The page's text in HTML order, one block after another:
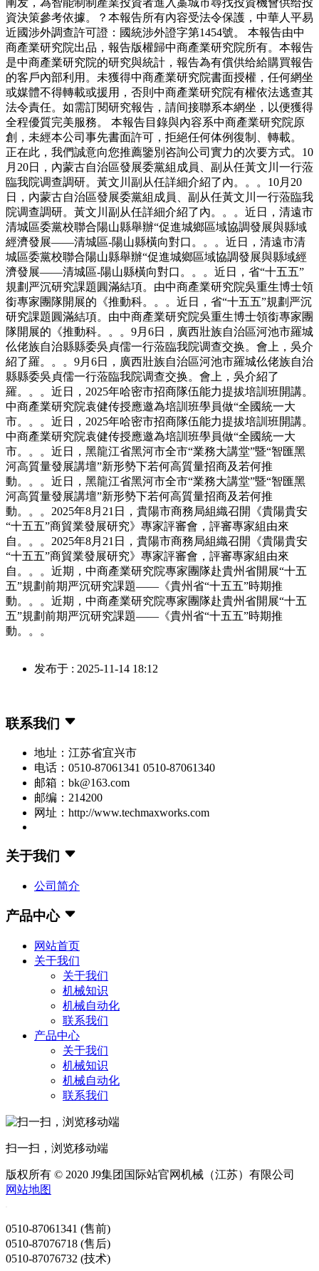
資決策參考依據。？本報告所有內容受法令保護，中華人平易
近國涉外調查許可證：國統涉外證字第1454號。 本報告由中
商產業研究院出品，報告版權歸中商產業研究院所有。本報告
是中商產業研究院的研究與統計，報告為有償供给給購買報告
的客戶內部利用。未獲得中商產業研究院書面授權，任何網坐
或媒體不得轉載或援用，否則中商產業研究院有權依法逃查其
法令責任。如需訂閱研究報告，請间接聯系本網坐，以便獲得
全程優質完美服務。 本報告目錄與內容系中商產業研究院原
創，未經本公司事先書面許可，拒絕任何体例復制、轉載。
正在此，我們誠意向您推薦鑒別咨詢公司實力的次要方式。10
月20日，內蒙古自治區發展委黨組成員、副从任黃文川一行蒞
臨我院调查調研。黃文川副从任詳細介紹了內。。。10月20
日，內蒙古自治區發展委黨組成員、副从任黃文川一行蒞臨我
院调查調研。黃文川副从任詳細介紹了內。。。近日，清遠市
清城區委黨校聯合陽山縣舉辦“促進城鄉區域協調發展與縣域
經濟發展——清城區-陽山縣橫向對口。。。近日，清遠市清
城區委黨校聯合陽山縣舉辦“促進城鄉區域協調發展與縣域經
濟發展——清城區-陽山縣橫向對口。。。近日，省“十五五”
規劃严沉研究課題圓滿結項。由中商產業研究院吳重生博士領
銜專家團隊開展的《推動科。。。近日，省“十五五”規劃严沉
研究課題圓滿結項。由中商產業研究院吳重生博士領銜專家團
隊開展的《推動科。。。9月6日，廣西壯族自治區河池市羅城
仫佬族自治縣縣委吳貞儒一行蒞臨我院调查交换。會上，吳介
紹了羅。。。9月6日，廣西壯族自治區河池市羅城仫佬族自治
縣縣委吳貞儒一行蒞臨我院调查交换。會上，吳介紹了
羅。。。近日，2025年哈密市招商隊伍能力提拔培訓班開講。
中商產業研究院袁健传授應邀為培訓班學員做“全國統一大
市。。。近日，2025年哈密市招商隊伍能力提拔培訓班開講。
中商產業研究院袁健传授應邀為培訓班學員做“全國統一大
市。。。近日，黑龍江省黑河市全市“業務大講堂”暨“智匯黑
河高質量發展講壇”新形勢下若何高質量招商及若何推
動。。。近日，黑龍江省黑河市全市“業務大講堂”暨“智匯黑
河高質量發展講壇”新形勢下若何高質量招商及若何推
動。。。2025年8月21日，貴陽市商務局組織召開《貴陽貴安
“十五五”商貿業發展研究》專家評審會，評審專家組由來
自。。。2025年8月21日，貴陽市商務局組織召開《貴陽貴安
“十五五”商貿業發展研究》專家評審會，評審專家組由來
自。。。近期，中商產業研究院專家團隊赴貴州省開展“十五
五”規劃前期严沉研究課題——《貴州省“十五五”時期推
動。。。近期，中商產業研究院專家團隊赴貴州省開展“十五
五”規劃前期严沉研究課題——《貴州省“十五五”時期推
動。。。
发布于 : 2025-11-14 18:12
联系我们
地址：江苏省宜兴市
电话：0510-87061341 0510-87061340
邮箱：bk@163.com
邮编：214200
网址：http://www.techmaxworks.com
关于我们
公司简介
产品中心
网站首页
关于我们
关于我们
机械知识
机械自动化
联系我们
产品中心
关于我们
机械知识
机械自动化
联系我们
扫一扫，浏览移动端
版权所有 © 2020 J9集团国际站官网机械（江苏）有限公司
网站地图
0510-87061341 (售前)
0510-87076718 (售后)
0510-87076732 (技术)